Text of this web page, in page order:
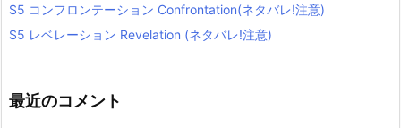
S5 コンフロンテーション Confrontation(ネタバレ!注意)
S5 レベレーション Revelation (ネタバレ!注意)
最近のコメント